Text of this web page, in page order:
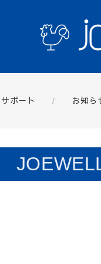
ポート お知ら